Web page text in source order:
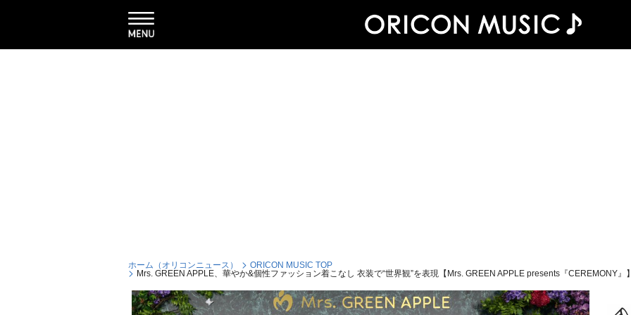
ホーム（オリコンニュース）
ORICON MUSIC TOP
Mrs. GREEN APPLE、華やか&個性ファッション着こなし 衣装で“世界観”を表現【Mrs. GREEN APPLE presents『CEREMONY』